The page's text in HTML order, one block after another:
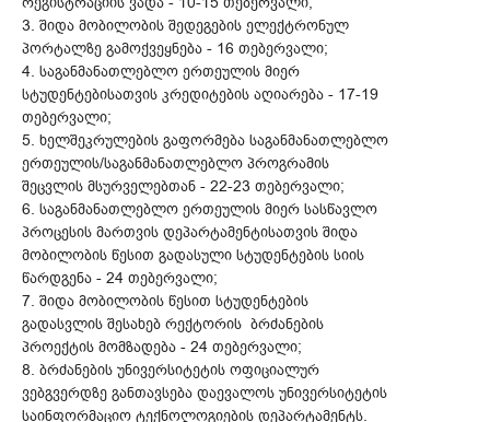
3. შიდა მობილობის შედეგების ელექტრონულ
პორტალზე გამოქვეყნება - 16 თებერვალი;
4. საგანმანათლებლო ერთეულის მიერ
სტუდენტებისათვის კრედიტების აღიარება - 17-19
თებერვალი;
5. ხელშეკრულების გაფორმება საგანმანათლებლო
ერთეულის/საგანმანათლებლო პროგრამის
შეცვლის მსურველებთან - 22-23 თებერვალი;
6. საგანმანათლებლო ერთეულის მიერ სასწავლო
პროცესის მართვის დეპარტამენტისათვის შიდა
მობილობის წესით გადასული სტუდენტების სიის
წარდგენა - 24 თებერვალი;
7. შიდა მობილობის წესით სტუდენტების
გადასვლის შესახებ რექტორის ბრძანების
პროექტის მომზადება - 24 თებერვალი;
8. ბრძანების უნივერსიტეტის ოფიციალურ
ვებგვერდზე განთავსება დაევალოს უნივერსიტეტის
საინფორმაციო ტექნოლოგიების დეპარტამენტს.